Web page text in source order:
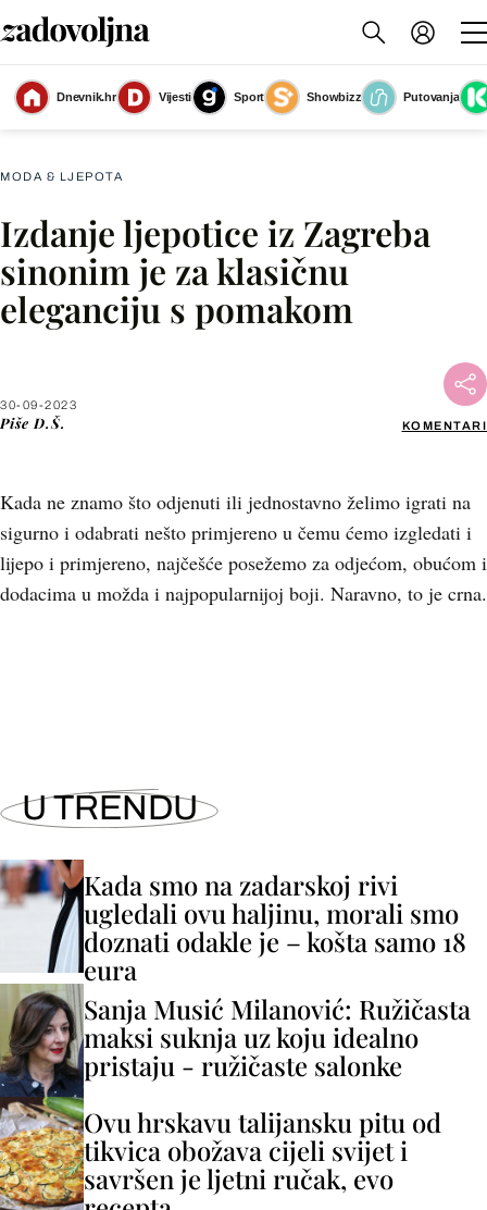
Dnevnik.hr Vijesti Sport Showbizz Putovanja
Ljepotica sa zagrebačke špice u crnom od glave do pete(Foto: Josip
Moler/Cropix)
MODA & LJEPOTA
Izdanje ljepotice iz Zagreba
sinonim je za klasičnu
eleganciju s pomakom
30-09-2023
Piše D.Š. KOMENTARI
Kada ne znamo što odjenuti ili jednostavno želimo igrati na
sigurno i odabrati nešto primjereno u čemu ćemo izgledati i
lijepo i primjereno, najčešće posežemo za odjećom, obućom i
dodacima u možda i najpopularnijoj boji. Naravno, to je crna.
Facebook
X
U TRENDU
Kada smo na zadarskoj rivi
ugledali ovu haljinu, morali smo
doznati odakle je – košta samo 18
eura
Sanja Musić Milanović: Ružičasta
maksi suknja uz koju idealno
pristaju - ružičaste salonke
Ovu hrskavu talijansku pitu od
tikvica obožava cijeli svijet i
savršen je ljetni ručak, evo